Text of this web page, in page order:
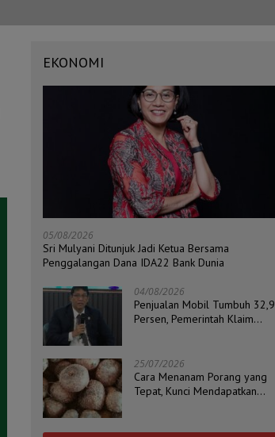
EKONOMI
05/08/2026
Sri Mulyani Ditunjuk Jadi Ketua Bersama
Penggalangan Dana IDA22 Bank Dunia
04/08/2026
Penjualan Mobil Tumbuh 32,9
Persen, Pemerintah Klaim
25/07/2026
Cara Menanam Porang yang
Tepat, Kunci Mendapatkan